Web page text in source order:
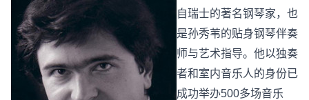
自瑞士的著名钢琴家，也
是孙秀苇的贴身钢琴伴奏
师与艺术指导。他以独奏
者和室内音乐人的身份已
成功举办500多场音乐